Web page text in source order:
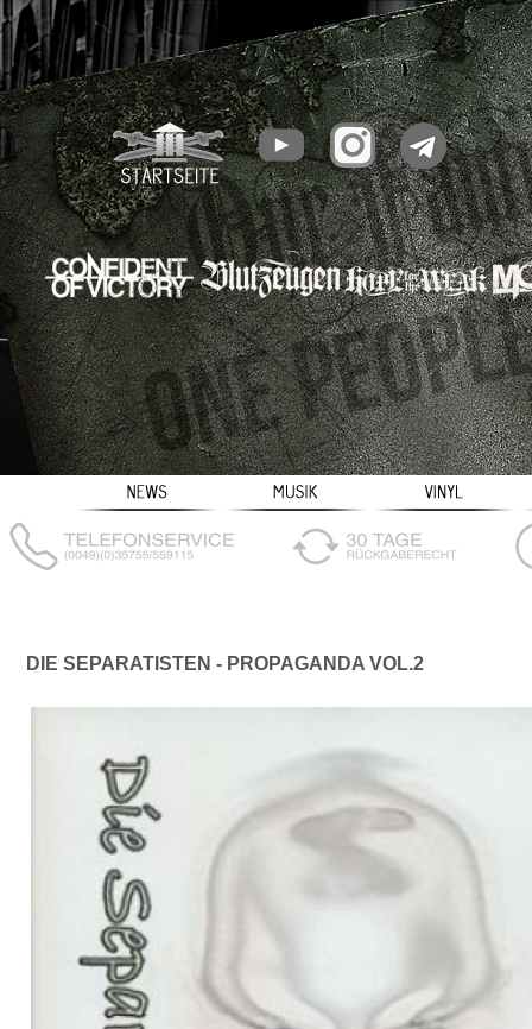
DIE SEPARATISTEN - PROPAGANDA VOL.2